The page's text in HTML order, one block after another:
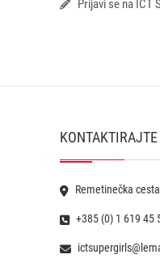
Prijavi se na ICT
Remetinečka
+385 (0) 1 619 45